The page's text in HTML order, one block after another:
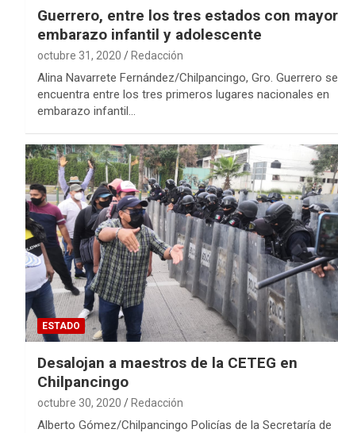
Guerrero, entre los tres estados con mayor
embarazo infantil y adolescente
octubre 31, 2020 Redacción
Alina Navarrete Fernández/Chilpancingo, Gro. Guerrero se
encuentra entre los tres primeros lugares nacionales en
embarazo infantil…
ESTADO
Desalojan a maestros de la CETEG en
Chilpancingo
octubre 30, 2020 Redacción
Alberto Gómez/Chilpancingo Policías de la Secretaría de